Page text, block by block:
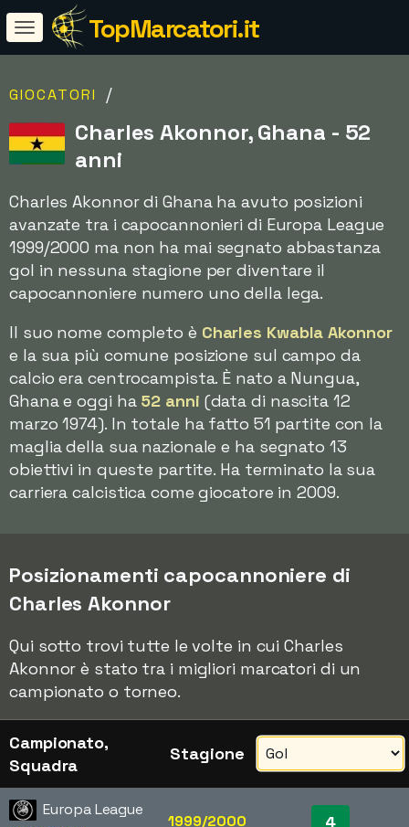
TopMarcatori.it
GIOCATORI /
Charles Akonnor, Ghana - 52
anni
Charles Akonnor di Ghana ha avuto posizioni
avanzate tra i capocannonieri di Europa League
1999/2000 ma non ha mai segnato abbastanza
gol in nessuna stagione per diventare il
capocannoniere numero uno della lega.
Il suo nome completo è Charles Kwabla Akonnor
e la sua più comune posizione sul campo da
calcio era centrocampista. È nato a Nungua,
Ghana e oggi ha 52 anni (data di nascita 12
marzo 1974). In totale ha fatto 51 partite con la
maglia della sua nazionale e ha segnato 13
obiettivi in queste partite. Ha terminato la sua
carriera calcistica come giocatore in 2009.
Posizionamenti capocannoniere di
Charles Akonnor
Qui sotto trovi tutte le volte in cui Charles
Akonnor è stato tra i migliori marcatori di un
campionato o torneo.
Campionato,
Squadra
Stagione
Europa League
1999/2000 4